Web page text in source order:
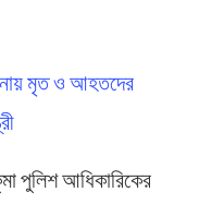
মৃত ও আহতদের
পুলিশ আধিকারিকের